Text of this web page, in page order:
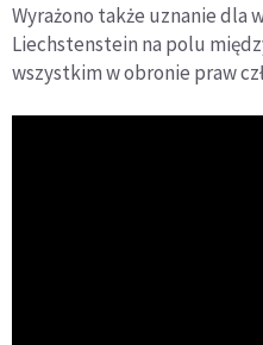
Wyrażono także uznanie dla
Liechstenstein na polu
wszystkim w obronie praw